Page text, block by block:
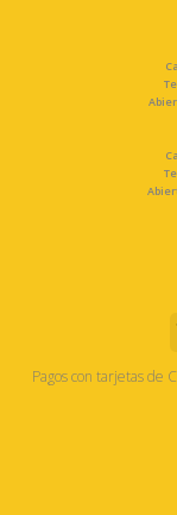
Pagos con tarjetas de